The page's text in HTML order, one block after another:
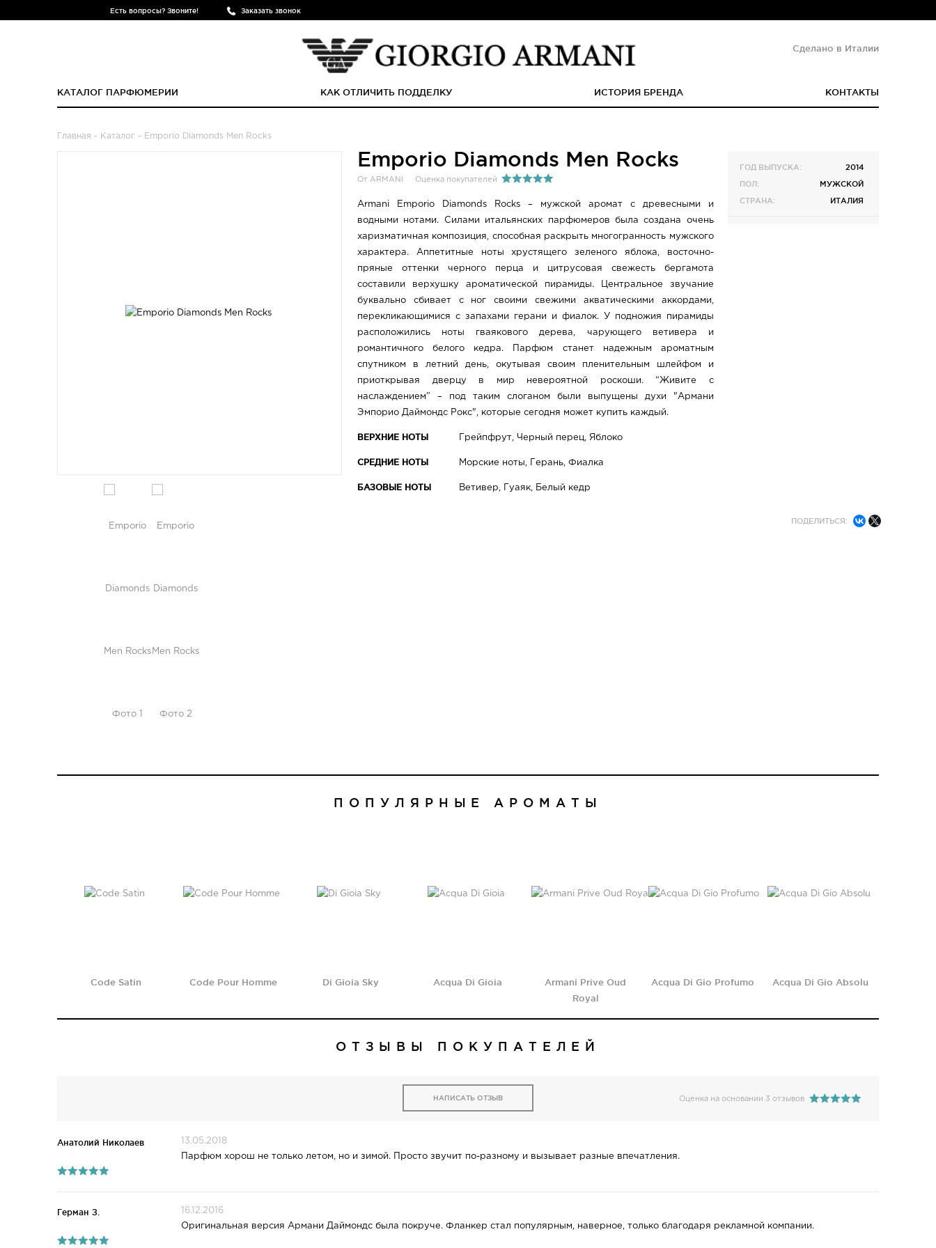
Есть вопросы? Звоните! Заказать звонок
Сделано в Италии
КАТАЛОГ ПАРФЮМЕРИИ КАК ОТЛИЧИТЬ ПОДДЕЛКУ ИСТОРИЯ БРЕНДА КОНТАКТЫ
Главная - Каталог - Emporio Diamonds Men Rocks
Emporio Diamonds Men Rocks
От ARMANI Оценка покупателей
Armani Emporio Diamonds Rocks – мужской аромат с древесными и
водными нотами. Силами итальянских парфюмеров была создана очень
харизматичная композиция, способная раскрыть многогранность мужского
характера. Аппетитные ноты хрустящего зеленого яблока, восточно-
пряные оттенки черного перца и цитрусовая свежесть бергамота
составили верхушку ароматической пирамиды. Центральное звучание
буквально сбивает с ног своими свежими акватическими аккордами,
перекликающимися с запахами герани и фиалок. У подножия пирамиды
расположились ноты гваякового дерева, чарующего ветивера и
романтичного белого кедра. Парфюм станет надежным ароматным
спутником в летний день, окутывая своим пленительным шлейфом и
приоткрывая дверцу в мир невероятной роскоши. “Живите с
наслаждением” – под таким слоганом были выпущены духи "Армани
Эмпорио Даймондс Рокс", которые сегодня может купить каждый.
ВЕРХНИЕ НОТЫ Грейпфрут, Черный перец, Яблоко
СРЕДНИЕ НОТЫ Морские ноты, Герань, Фиалка
БАЗОВЫЕ НОТЫ Ветивер, Гуаяк, Белый кедр
ГОД ВЫПУСКА:
2014
ПОЛ:
МУЖСКОЙ
СТРАНА:
ИТАЛИЯ
ПОДЕЛИТЬСЯ:
ПОПУЛЯРНЫЕ АРОМАТЫ
Code Satin Code Pour Homme Di Gioia Sky Acqua Di Gioia
Armani Prive Oud
Royal
Acqua Di Gio Profumo Acqua Di Gio Absolu
ОТЗЫВЫ ПОКУПАТЕЛЕЙ
НАПИСАТЬ ОТЗЫВ Оценка на основании 3 отзывов
Анатолий Николаев
13.05.2018
Парфюм хорош не только летом, но и зимой. Просто звучит по-разному и вызывает разные впечатления.
Герман З.
16.12.2016
Оригинальная версия Армани Даймондс была покруче. Фланкер стал популярным, наверное, только благодаря рекламной компании.